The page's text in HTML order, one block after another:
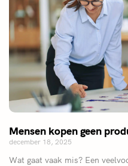
Mensen kopen geen
december 18, 2025
Wat gaat vaak mis? Een